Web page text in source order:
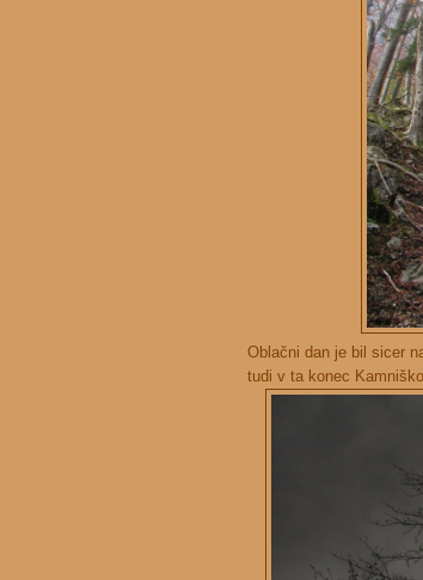
Oblačni dan je bil sicer
tudi v ta konec